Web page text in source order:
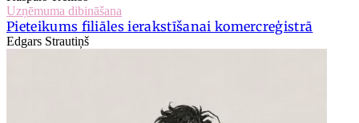
Uzņēmuma dibināšana
Pieteikums filiāles ierakstīšanai komercreģistrā
Edgars Strautiņš